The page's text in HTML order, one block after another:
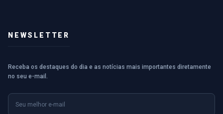
NEWSLETTER
Receba os destaques do dia e as notícias mais importantes diretamente
no seu e-mail.
E-mail
Nome (opcional)